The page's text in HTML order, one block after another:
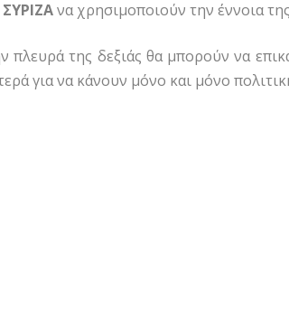
ΣΥΡΙΖΑνα χρησιμοποιούν την έννοια της
πλευρά της δεξιάς θα μπορούν να
για να κάνουν μόνο και μόνο